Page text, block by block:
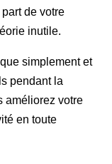
de votre
inutile.
simplement et
pendant la
améliorez votre
en toute